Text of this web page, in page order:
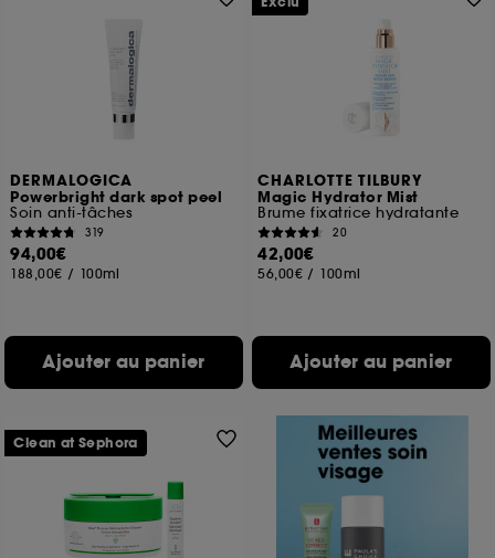
DERMALOGICA
Powerbright dark spot peel
Soin anti-tâches
319
94,00€
188,00€ / 100ml
Ajouter au panier
CHARLOTTE TILBURY
Magic Hydrator Mist
Brume fixatrice hydratante
20
42,00€
56,00€ / 100ml
Ajouter au panier
Clean at Sephora